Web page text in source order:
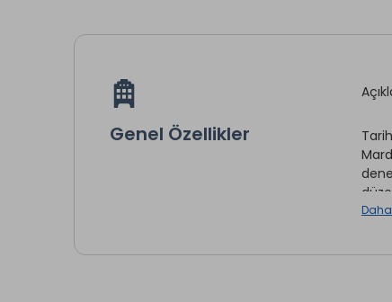
Genel Özellikler